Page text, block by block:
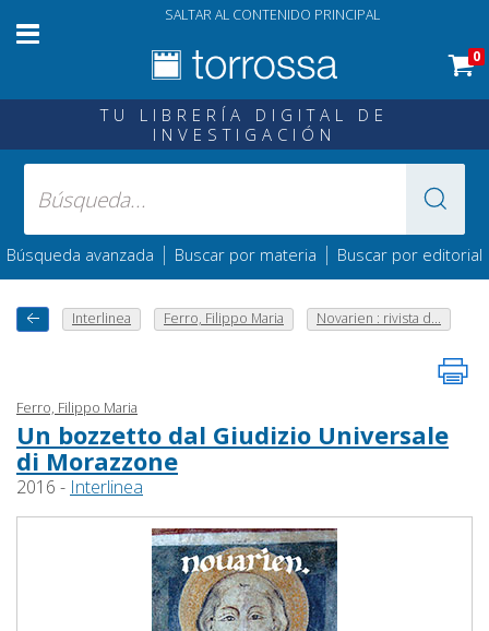
SALTAR AL CONTENIDO PRINCIPAL
0
TU LIBRERÍA DIGITAL DE
INVESTIGACIÓN
Búsqueda avanzada | Buscar por materia | Buscar por editorial
Interlinea Ferro, Filippo Maria Novarien : rivista d...
Ferro, Filippo Maria
Un bozzetto dal Giudizio Universale
di Morazzone
2016 - Interlinea